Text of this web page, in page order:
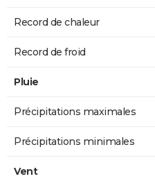
Record de chaleur
Record de froid
Pluie
Précipitations maximales
Précipitations minimales
Vent